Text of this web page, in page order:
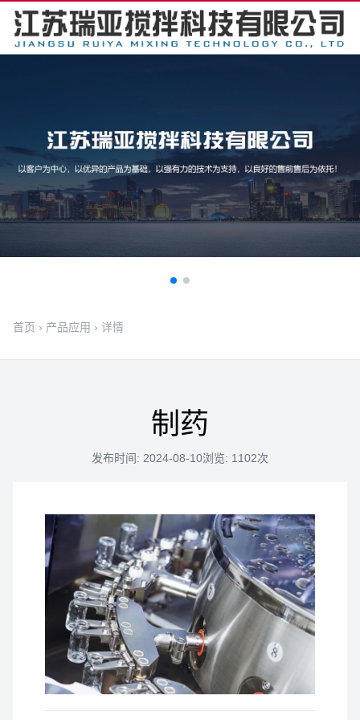
首页 › 产品应用 › 详情
制药
发布时间: 2024-08-10浏览: 1102次